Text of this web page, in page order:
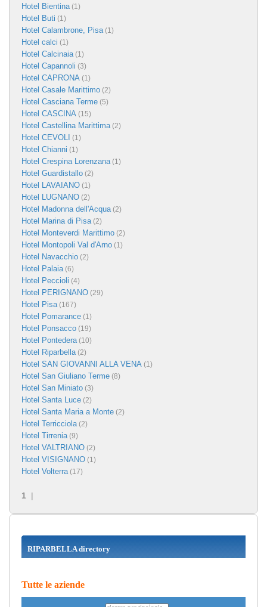
Hotel Bientina(1)
Hotel Buti (1)
Hotel Calambrone, Pisa(1)
Hotel calci (1)
Hotel Calcinaia(1)
Hotel Capannoli (3)
Hotel CAPRONA (1)
Hotel Casale Marittimo (2)
Hotel Casciana Terme (5)
Hotel CASCINA (15)
Hotel Castellina Marittima(2)
Hotel CEVOLI (1)
Hotel Chianni (1)
Hotel Crespina Lorenzana(1)
Hotel Guardistallo (2)
Hotel LAVAIANO (1)
Hotel LUGNANO (2)
Hotel Madonna dell'Acqua(2)
Hotel Marina di Pisa(2)
Hotel Monteverdi Marittimo (2)
Hotel Montopoli Val d'Arno (1)
Hotel Navacchio (2)
Hotel Palaia(6)
Hotel Peccioli (4)
Hotel PERIGNANO (29)
Hotel Pisa(167)
Hotel Pomarance (1)
Hotel Ponsacco (19)
Hotel Pontedera(10)
Hotel Riparbella(2)
Hotel SAN GIOVANNI ALLA VENA (1)
Hotel San Giuliano Terme (8)
Hotel San Miniato (3)
Hotel Santa Luce (2)
Hotel Santa Maria a Monte (2)
Hotel Terricciola(2)
Hotel Tirrenia(9)
Hotel VALTRIANO (2)
Hotel VISIGNANO (1)
Hotel Volterra(17)
1 |
RIPARBELLA directory
Tutte le aziende